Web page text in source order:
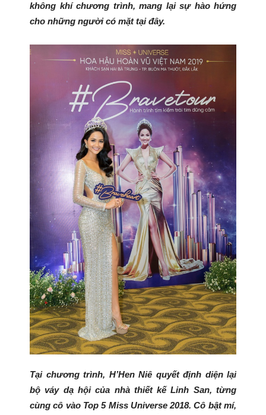
không khí chương trình, mang lại sự hào hứng
cho những người có mặt tại đây.
Tại chương trình, H’Hen Niê quyết định diện lại
bộ váy dạ hội của nhà thiết kế Linh San, từng
cùng cô vào Top 5 Miss Universe 2018. Cô bật mí,